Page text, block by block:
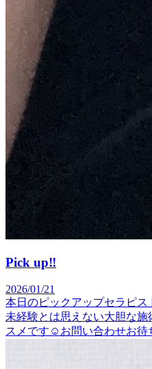
Pick up‼️
2026/01/21
本日のピックアップセラピ
未経験とは思えない大胆な
スメです☺️お問い合わせお待